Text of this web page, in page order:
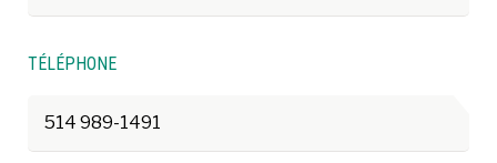
TÉLÉPHONE
514 989-1491